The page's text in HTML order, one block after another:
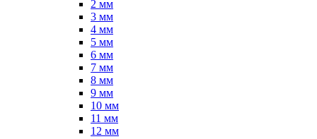
2 мм
3 мм
4 мм
5 мм
6 мм
7 мм
8 мм
9 мм
10 мм
11 мм
12 мм